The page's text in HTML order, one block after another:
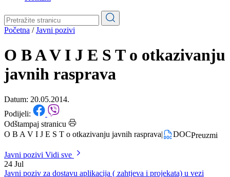
Pale-Prača
Kontakt
Početna/Javni pozivi
O B A V I J E S T o otkazivanju
javnih rasprava
Datum: 20.05.2014.
Odštampaj stranicu
O B A V I J E S T o otkazivanju javnih rasprava